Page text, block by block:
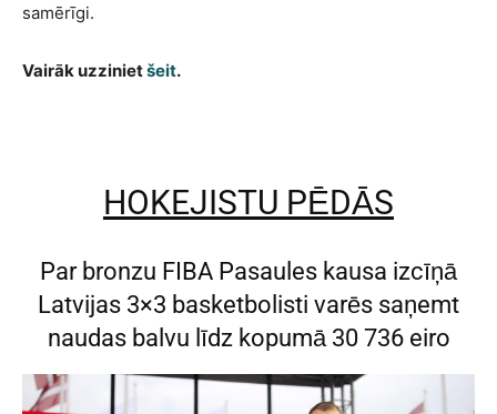
samērīgi.
Vairāk uzzinietšeit.
HOKEJISTU PĒDĀS
Par bronzu FIBA Pasaules kausa izcīņā
Latvijas 3×3 basketbolisti varēs saņemt
naudas balvu līdz kopumā 30 736 eiro